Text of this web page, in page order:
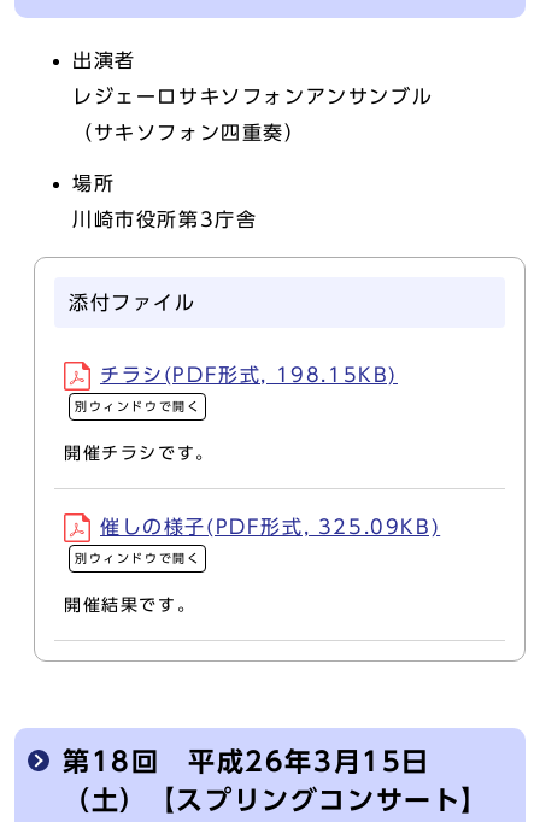
出演者
レジェーロサキソフォンアンサンブル
（サキソフォン四重奏）
場所
川崎市役所第3庁舎
添付ファイル
チラシ(PDF形式, 198.15KB)
別ウィンドウで開く
開催チラシです。
催しの様子(PDF形式, 325.09KB)
別ウィンドウで開く
開催結果です。
第18回 平成26年3月15日
（土）【スプリングコンサート】